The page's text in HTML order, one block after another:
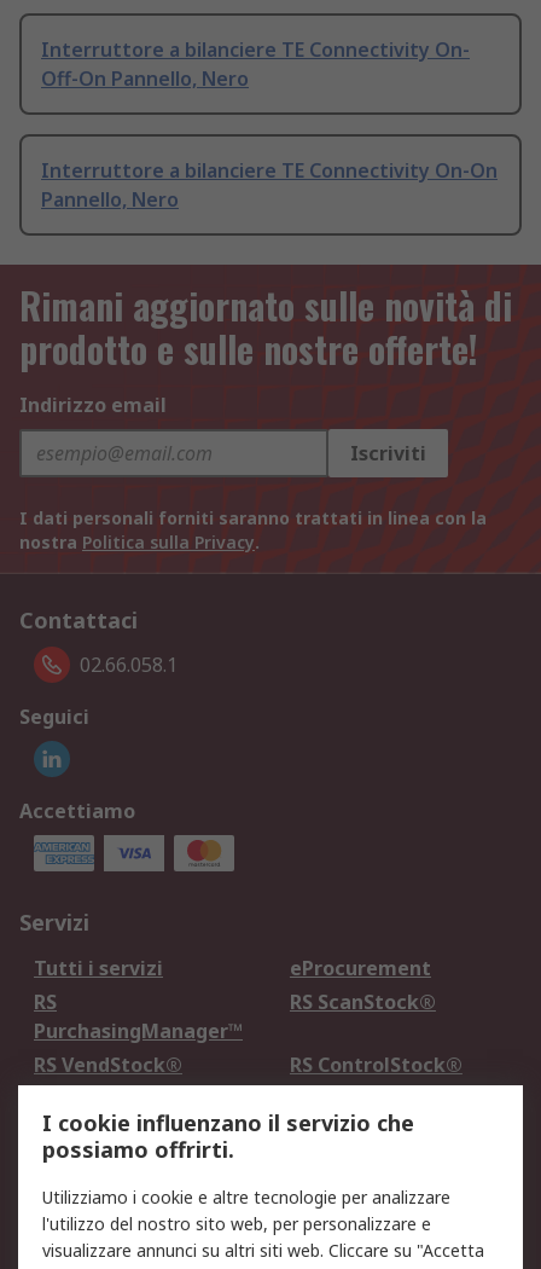
Interruttore a bilanciere TE Connectivity On-
Off-On Pannello, Nero
Interruttore a bilanciere TE Connectivity On-On
Pannello, Nero
Rimani aggiornato sulle novità di
prodotto e sulle nostre offerte!
Indirizzo email
Iscriviti
I dati personali forniti saranno trattati in linea con la
nostra Politica sulla Privacy.
Contattaci
02.66.058.1
Seguici
Accettiamo
Servizi
Tutti i servizi
eProcurement
RS
PurchasingManager™
RS ScanStock®
RS VendStock®
RS ControlStock®
Legale
Informativa Cookie
Informativa Privacy -
Aggiornata
I cookie influenzano il servizio che
possiamo offrirti.
Utilizziamo i cookie e altre tecnologie per analizzare
l'utilizzo del nostro sito web, per personalizzare e
visualizzare annunci su altri siti web. Cliccare su "Accetta